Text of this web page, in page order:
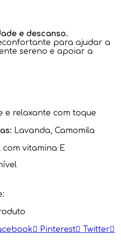
e descanso.
para ajudar a
sereno e apoiar a
e relaxante com toque
Lavanda, Camomila
vitamina E
Pinterest
Twitter